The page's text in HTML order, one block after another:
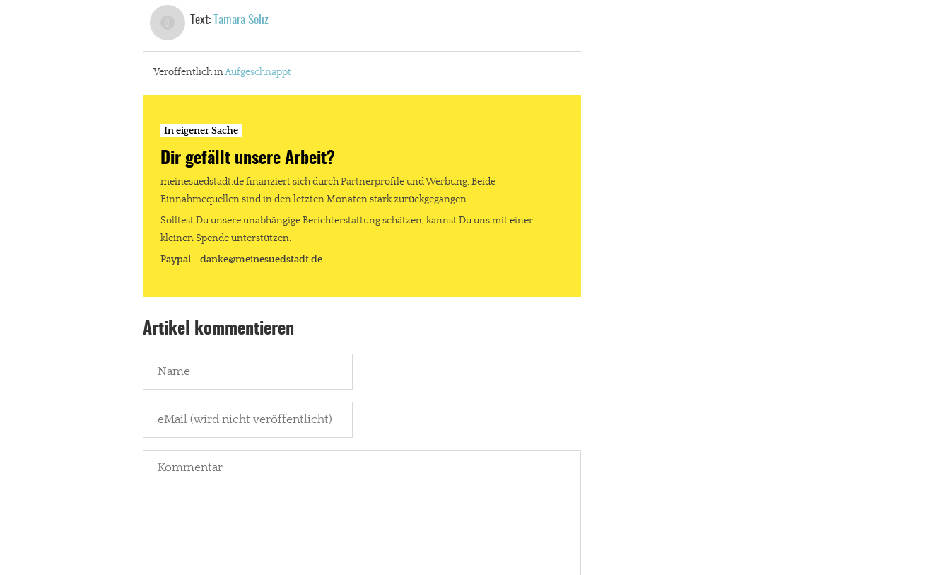
Text: Tamara Soliz
Veröffentlich inAufgeschnappt
In eigener Sache
Dir gefällt unsere Arbeit?
meinesuedstadt.de finanziert sich durch Partnerprofile und Werbung. Beide
Einnahmequellen sind in den letzten Monaten stark zurückgegangen.
Solltest Du unsere unabhängige Berichterstattung schätzen, kannst Du uns mit einer
kleinen Spende unterstützen.
Paypal - danke@meinesuedstadt.de
Artikel kommentieren